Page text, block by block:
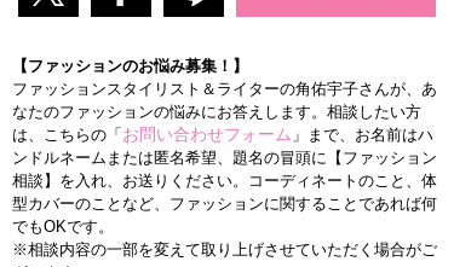
【ファッションのお悩み募集！】
ファッションスタイリスト＆ライターの角佑宇子さんが、あ
なたのファッションの悩みにお答えします。相談したい方
は、こちらの「 お問い合わせフォーム 」まで、お名前はハ
ンドルネームまたは匿名希望、題名の冒頭に【ファッション
相談】を入れ、お送りください。コーディネートのこと、体
型カバーのことなど、ファッションに関することであれば何
でもOKです。
※相談内容の一部を変えて取り上げさせていただく場合がご